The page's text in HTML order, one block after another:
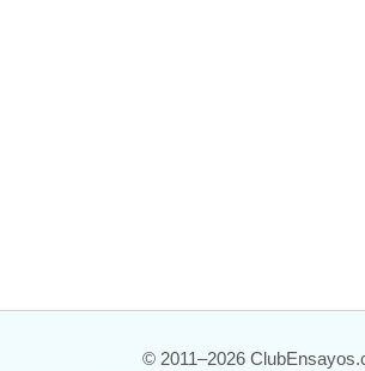
© 2011–2026